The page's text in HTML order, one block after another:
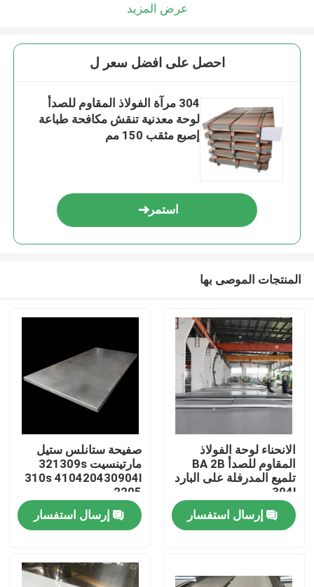
مسكن
منتجات
معلومات عنا
عرض المزيد
احصل على افضل سعر ل
304 مرآة الفولاذ المقاوم للصدأ
لوحة معدنية تنقش مكافحة طباعة
إصبع مثقب 150 مم
استمر
المنتجات الموصى بها
الانحناء لوحة الفولاذ
المقاوم للصدأ BA 2B
تلميع المدرفلة على البارد
304l
إرسال استفسار
صفيحة ستانلس ستيل
مارتينسيت 321309s
310s 410420430904l
2205
إرسال استفسار